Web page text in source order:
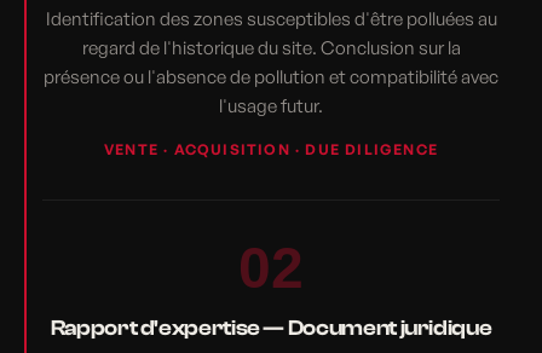
Identification des zones susceptibles d'être polluées au
regard de l'historique du site. Conclusion sur la
présence ou l'absence de pollution et compatibilité avec
l'usage futur.
VENTE · ACQUISITION · DUE DILIGENCE
02
Rapport d'expertise — Document juridique